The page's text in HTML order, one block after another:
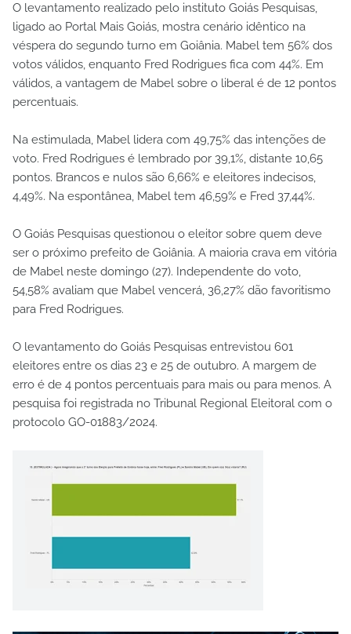
O levantamento realizado pelo instituto Goiás Pesquisas,
ligado ao Portal Mais Goiás, mostra cenário idêntico na
véspera do segundo turno em Goiânia. Mabel tem 56% dos
votos válidos, enquanto Fred Rodrigues fica com 44%. Em
válidos, a vantagem de Mabel sobre o liberal é de 12 pontos
percentuais.
Na estimulada, Mabel lidera com 49,75% das intenções de
voto. Fred Rodrigues é lembrado por 39,1%, distante 10,65
pontos. Brancos e nulos são 6,66% e eleitores indecisos,
4,49%. Na espontânea, Mabel tem 46,59% e Fred 37,44%.
O Goiás Pesquisas questionou o eleitor sobre quem deve
ser o próximo prefeito de Goiânia. A maioria crava em vitória
de Mabel neste domingo (27). Independente do voto,
54,58% avaliam que Mabel vencerá, 36,27% dão favoritismo
para Fred Rodrigues.
O levantamento do Goiás Pesquisas entrevistou 601
eleitores entre os dias 23 e 25 de outubro. A margem de
erro é de 4 pontos percentuais para mais ou para menos. A
pesquisa foi registrada no Tribunal Regional Eleitoral com o
protocolo GO-01883/2024.